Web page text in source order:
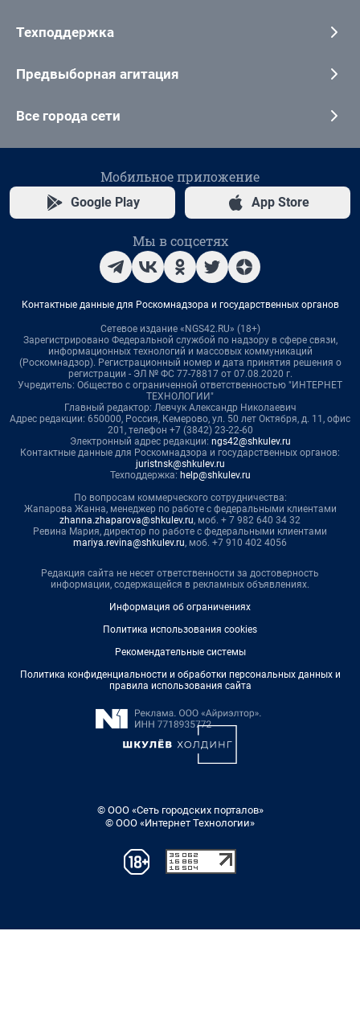
Техподдержка
Предвыборная агитация
Все города сети
Мобильное приложение
Google Play App Store
Мы в соцсетях
Контактные данные для Роскомнадзора и государственных органов
Сетевое издание «NGS42.RU» (18+)
Зарегистрировано Федеральной службой по надзору в сфере связи,
информационных технологий и массовых коммуникаций
(Роскомнадзор). Регистрационный номер и дата принятия решения о
регистрации - ЭЛ № ФС 77-78817 от 07.08.2020 г.
Учредитель: Общество с ограниченной ответственностью "ИНТЕРНЕТ
ТЕХНОЛОГИИ"
Главный редактор: Левчук Александр Николаевич
Адрес редакции: 650000, Россия, Кемерово, ул. 50 лет Октября, д. 11, офис
201, телефон +7 (3842) 23-22-60
Электронный адрес редакции: ngs42@shkulev.ru
Контактные данные для Роскомнадзора и государственных органов:
juristnsk@shkulev.ru
Техподдержка: help@shkulev.ru
По вопросам коммерческого сотрудничества:
Жапарова Жанна, менеджер по работе с федеральными клиентами
zhanna.zhaparova@shkulev.ru, моб. + 7 982 640 34 32
Ревина Мария, директор по работе с федеральными клиентами
mariya.revina@shkulev.ru, моб. +7 910 402 4056
Редакция сайта не несет ответственности за достоверность
информации, содержащейся в рекламных объявлениях.
Информация об ограничениях
Политика использования cookies
Рекомендательные системы
Политика конфиденциальности и обработки персональных данных и
правила использования сайта
© ООО «Сеть городских порталов»
© ООО «Интернет Технологии»